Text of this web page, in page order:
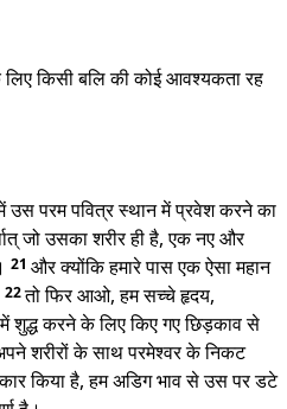
लिए किसी बलि की कोई आवश्यकता रह
उस परम पवित्र स्थान में प्रवेश करने का
जो उसका शरीर ही है, एक नए और
21 और क्योंकि हमारे पास एक ऐसा महान
22तो फिर आओ, हम सच्चे हृदय,
शुद्ध करने के लिए किए गए छिड़काव से
शरीरों के साथ परमेश्वर के निकट
किया है, हम अडिग भाव से उस पर डटे